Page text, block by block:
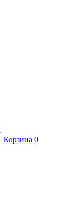
Корзина 0